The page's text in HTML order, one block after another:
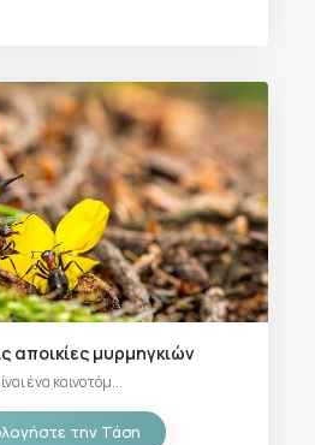
αποικίες μυρμηγκιών
ένα καινοτόμ...
την Τάση